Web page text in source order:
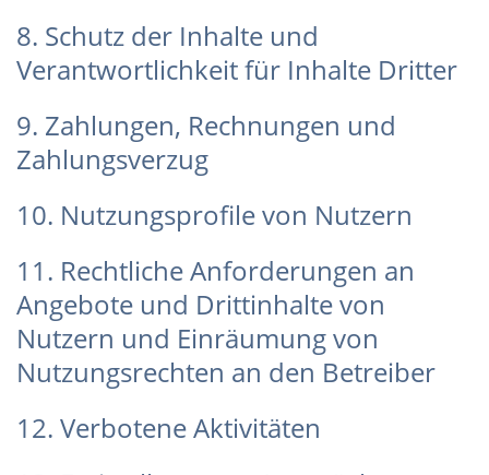
8. Schutz der Inhalte und
Verantwortlichkeit für Inhalte Dritter
9. Zahlungen, Rechnungen und
Zahlungsverzug
10. Nutzungsprofile von Nutzern
11. Rechtliche Anforderungen an
Angebote und Drittinhalte von
Nutzern und Einräumung von
Nutzungsrechten an den Betreiber
12. Verbotene Aktivitäten